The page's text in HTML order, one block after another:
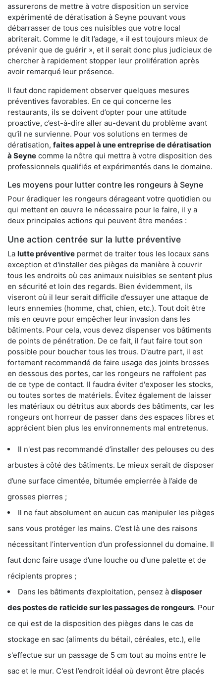
assurerons de mettre à votre disposition un service
expérimenté de dératisation à Seyne pouvant vous
débarrasser de tous ces nuisibles que votre local
abriterait. Comme le dit l’adage, « il est toujours mieux de
prévenir que de guérir », et il serait donc plus judicieux de
chercher à rapidement stopper leur prolifération après
avoir remarqué leur présence.
Il faut donc rapidement observer quelques mesures
préventives favorables. En ce qui concerne les
restaurants, ils se doivent d’opter pour une attitude
proactive, c’est-à-dire aller au-devant du problème avant
qu’il ne survienne. Pour vos solutions en termes de
dératisation, faites appel à une entreprise de dératisation
à Seyne comme la nôtre qui mettra à votre disposition des
professionnels qualifiés et expérimentés dans le domaine.
Les moyens pour lutter contre les rongeurs à Seyne
Pour éradiquer les rongeurs dérageant votre quotidien ou
qui mettent en œuvre le nécessaire pour le faire, il y a
deux principales actions qui peuvent être menées :
Une action centrée sur la lutte préventive
La lutte préventive permet de traiter tous les locaux sans
exception et d'installer des pièges de manière à couvrir
tous les endroits où ces animaux nuisibles se sentent plus
en sécurité et loin des regards. Bien évidemment, ils
viseront où il leur serait difficile d’essuyer une attaque de
leurs ennemies (homme, chat, chien, etc.). Tout doit être
mis en œuvre pour empêcher leur invasion dans les
bâtiments. Pour cela, vous devez dispenser vos bâtiments
de points de pénétration. De ce fait, il faut faire tout son
possible pour boucher tous les trous. D'autre part, il est
fortement recommandé de faire usage des joints brosses
en dessous des portes, car les rongeurs ne raffolent pas
de ce type de contact. Il faudra éviter d'exposer les stocks,
ou toutes sortes de matériels. Évitez également de laisser
les matériaux ou détritus aux abords des bâtiments, car les
rongeurs ont horreur de passer dans des espaces libres et
apprécient bien plus les environnements mal entretenus.
Il n'est pas recommandé d’installer des pelouses ou des
arbustes à côté des bâtiments. Le mieux serait de disposer
d’une surface cimentée, bitumée empierrée à l’aide de
grosses pierres ;
Il ne faut absolument en aucun cas manipuler les pièges
sans vous protéger les mains. C’est là une des raisons
nécessitant l’intervention d’un professionnel du domaine. Il
faut donc faire usage d’une louche ou d'une palette et de
récipients propres ;
Dans les bâtiments d’exploitation, pensez à disposer
des postes de raticide sur les passages de rongeurs. Pour
ce qui est de la disposition des pièges dans le cas de
stockage en sac (aliments du bétail, céréales, etc.), elle
s'effectue sur un passage de 5 cm tout au moins entre le
sac et le mur. C'est l’endroit idéal où devront être placés